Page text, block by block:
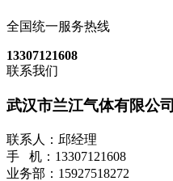
全国统一服务热线
13307121608
联系我们
武汉市兰江气体有限公司
联系人：邱经理
手 机：13307121608
业务部：15927518272